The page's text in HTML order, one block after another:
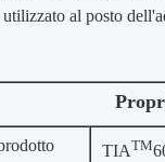
utilizzato al posto
TIATM